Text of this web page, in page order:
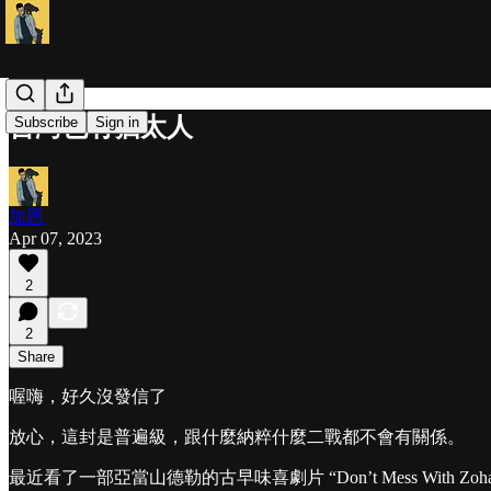
Subscribe Sign in
台灣也有猶太人
加恩
Apr 07, 2023
2
2
Share
喔嗨，好久沒發信了
放心，這封是普遍級，跟什麼納粹什麼二戰都不會有關係。
最近看了一部亞當山德勒的古早味喜劇片 “Don’t Mess With